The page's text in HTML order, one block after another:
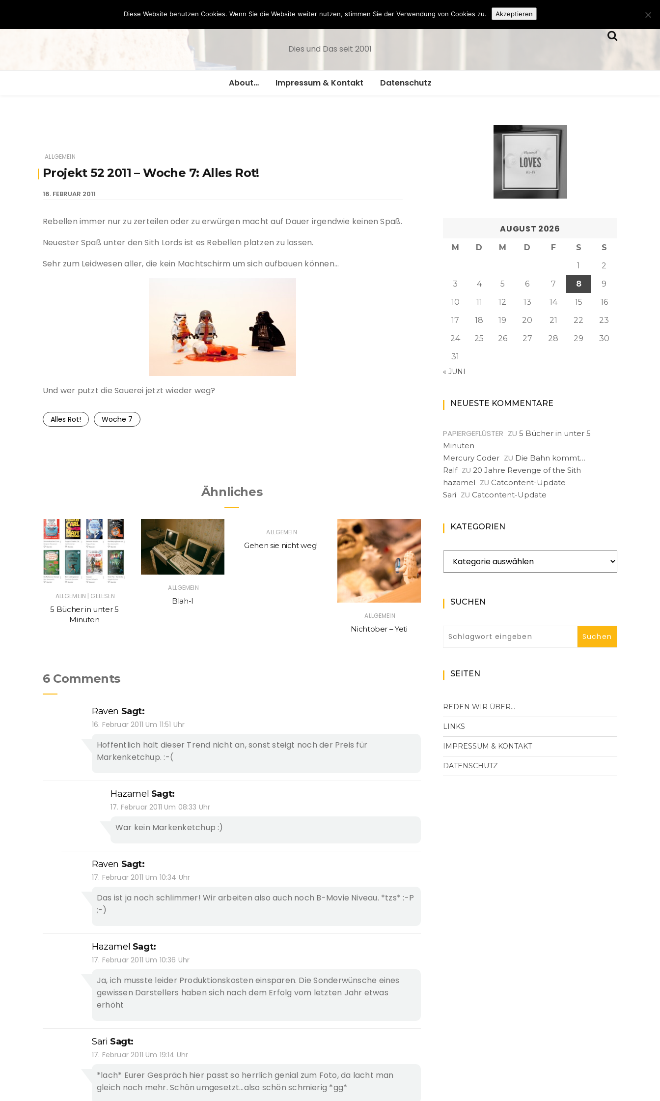
Hazamelistan
Dies und Das seit 2001
About… Impressum & Kontakt Datenschutz
ALLGEMEIN
Projekt 52 2011 – Woche 7: Alles Rot!
16. FEBRUAR 2011
Rebellen immer nur zu zerteilen oder zu erwürgen macht auf Dauer irgendwie keinen Spaß.
Neuester Spaß unter den Sith Lords ist es Rebellen platzen zu lassen.
Sehr zum Leidwesen aller, die kein Machtschirm um sich aufbauen können…
Und wer putzt die Sauerei jetzt wieder weg?
Alles Rot! Woche 7
Ähnliches
ALLGEMEIN | GELESEN
5 Bücher in unter 5
Minuten
ALLGEMEIN
Blah-I
ALLGEMEIN
Gehen sie nicht weg!
ALLGEMEIN
Nichtober – Yeti
5 Bücher in unter 5
6 Comments
Raven Sagt:
16. Februar 2011 Um 11:51 Uhr
Hoffentlich hält dieser Trend nicht an, sonst steigt noch der Preis für
Markenketchup. :-(
Hazamel Sagt:
17. Februar 2011 Um 08:33 Uhr
War kein Markenketchup :)
Raven Sagt:
17. Februar 2011 Um 10:34 Uhr
Das ist ja noch schlimmer! Wir arbeiten also auch noch B-Movie Niveau. *tzs* :-P
;-)
Hazamel Sagt:
17. Februar 2011 Um 10:36 Uhr
Ja, ich musste leider Produktionskosten einsparen. Die Sonderwünsche eines
gewissen Darstellers haben sich nach dem Erfolg vom letzten Jahr etwas
erhöht
Sari Sagt:
17. Februar 2011 Um 19:14 Uhr
*lach* Eurer Gespräch hier passt so herrlich genial zum Foto, da lacht man
gleich noch mehr. Schön umgesetzt…also schön schmierig *gg*
AUGUST 2026
M D M D F S
S
1
2
3
4 5 6 7 8
9
10
11 12 13 14 15
16
17
18 19 20 21 22
23
24
25 26 27 28 29
30
31
« JUNI
NEUESTE KOMMENTARE
PAPIERGEFLÜSTER ZU 5 Bücher in unter 5
Minuten
Mercury Coder ZU Die Bahn kommt…
Ralf ZU 20 Jahre Revenge of the Sith
hazamel ZU Catcontent-Update
Sari ZU Catcontent-Update
KATEGORIEN
Kategorien
SUCHEN
SEITEN
REDEN WIR ÜBER…
LINKS
IMPRESSUM & KONTAKT
DATENSCHUTZ
Diese Website benutzen Cookies. Wenn Sie die Website weiter nutzen, stimmen Sie der Verwendung von Cookies zu. Akzeptieren